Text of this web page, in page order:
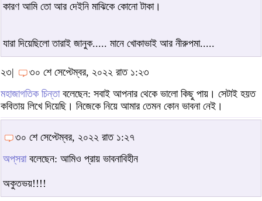
কারণ আমি তো আর দেইনি মাঝিকে কোনো টাকা।
যারা দিয়েছিলো তারাই জানুক..... মানে খোকাভাই আর নীরুপমা.....
২৩|
৩০ শে সেপ্টেম্বর, ২০২২ রাত ১:২৩
মহাজাগতিক চিন্তাবলেছেন: সবাই আপনার থেকে ভালো কিছু পায়। সেটাই হয়ত
কবিতায় লিখে দিয়েছি। নিজেকে নিয়ে আমার তেমন কোন ভাবনা নেই।
৩০ শে সেপ্টেম্বর, ২০২২ রাত ১:২৭
অপ্‌সরাবলেছেন: আমিও প্রায় ভাবনাবিহীন
অকুতভয়!!!!